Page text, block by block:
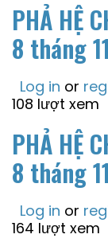
PHẢ HỆ
8 tháng
Log in or
108 lượt xem
PHẢ HỆ
8 tháng
Log in or
164 lượt xem